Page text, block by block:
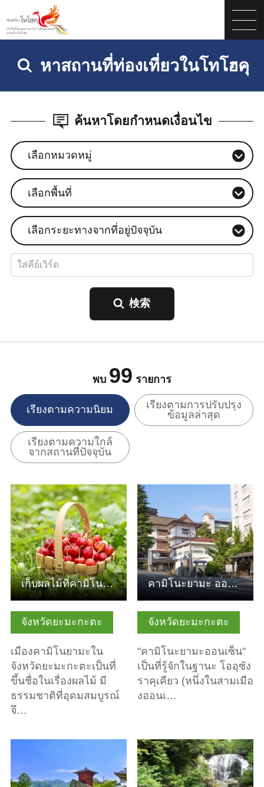
หาสถานที่ท่องเที่ยวในโทโฮคุ
ค้นหาโดยกำหนดเงื่อนไข
เลือกหมวดหมู่
เลือกพื้นที่
เลือกระยะทางจากที่อยู่ปัจจุบัน
พบ 99 รายการ
เรียงตามความนิยม
เรียงตามการปรับปรุง
ข้อมูลล่าสุด
เรียงตามความใกล้
จากสถานที่ปัจจุบัน
จังหวัดยะมะกะตะ
เมืองคามิโนยามะใน
จังหวัดยะมะกะตะเป็นที่
ขึ้นชื่อในเรื่องผลไม้ มี
ธรรมชาติที่อุดมสมบูรณ์
จึ…
ดูข้อมูลพื้นฐาน
เก็บผลไม้ที่คามิโนยามะ ลิ้มรสผลไม้ตามฤดูกาล Relish the Bes…
จังหวัดยะมะกะตะ
"คามิโนะยามะออนเซ็น"
เป็นที่รู้จักในฐานะ โออุซัง
ราคุเคียว (หนึ่งในสามเมือ
งออนเ…
ดูข้อมูลพื้นฐาน
คามิโนะยามะ ออนเซ็น
ดูข้อมูลพื้นฐาน